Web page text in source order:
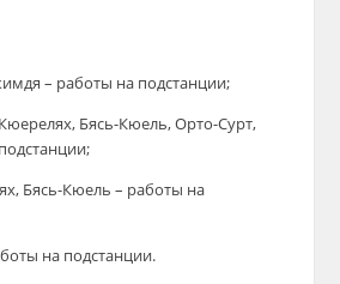
– работы на подстанции;
Бясь-Кюель, Орто-Сурт,
Бясь-Кюель – работы на
на подстанции.